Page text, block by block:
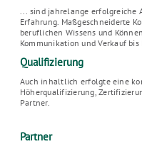
... sind jahrelange erfolgreiche
Erfahrung. Maßgeschneiderte
beruflichen Wissens und
Kommunikation und Verkauf
Qualifizierung
Auch inhaltlich erfolgte eine
Höherqualifizierung,
Partner.
Partner